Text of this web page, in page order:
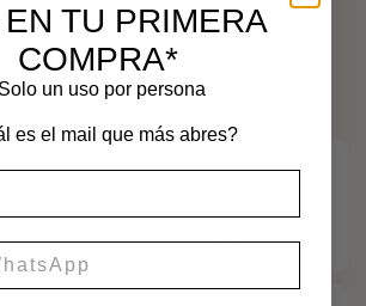
¿Cómo tomarlo?
3-4 min
TU PRIMERA
COMPRA*
un uso por persona
es el mail que más abres?